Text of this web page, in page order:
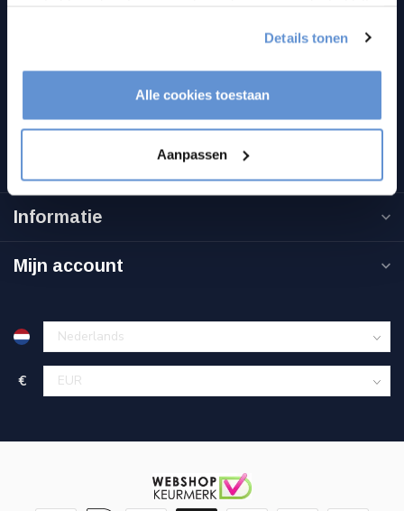
Details tonen
Alle cookies toestaan
Aanpassen
85971995
btw-nummer:NL863811802B01
Informatie
Mijn account
€